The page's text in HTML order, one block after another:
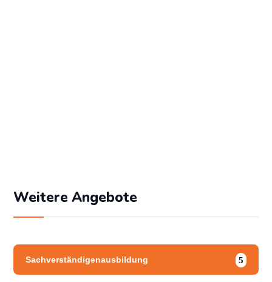
Weitere Angebote
Sachverständigenausbildung